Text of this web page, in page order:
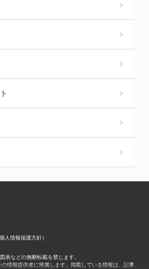
人情報保護方針）
表などの無断転載を禁じます。
情報提供者に帰属します。掲載している情報は、記事